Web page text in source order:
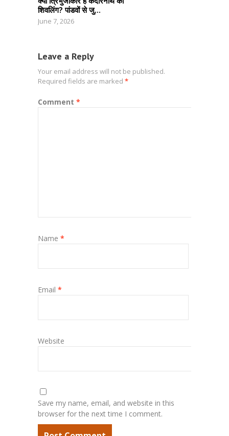
शिवलिंग? पांडवों से जु...
June 7, 2026
Leave a Reply
Your email address will not be published.
Required fields are marked *
Comment *
Name *
Email *
Website
Save my name, email, and website in this
browser for the next time I comment.